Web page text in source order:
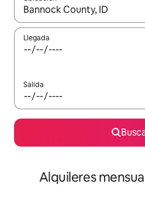
Cuando los resultados estén
Llegada
Salida
Alquileres